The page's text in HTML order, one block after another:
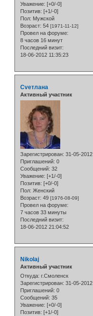
Уважение: [+0/-0]
Позитив: [+1/-0]
Пол: Мужской
Возраст: 54 [1971-11-12]
Провел на форуме:
8 часов 16 минут
Последний визит:
18-06-2012 11:35:23
Cveтлана
Активный участник
Зарегистрирован: 31-05-2012
Приглашений: 0
Сообщений: 32
Уважение: [+1/-0]
Позитив: [+0/-0]
Пол: Женский
Возраст: 49 [1976-08-09]
Провел на форуме:
7 часов 33 минуты
Последний визит:
18-06-2012 21:04:52
Nikolaj
Активный участник
Откуда: г.Смоленск
Зарегистрирован: 31-05-2012
Приглашений: 0
Сообщений: 35
Уважение: [+0/-0]
Позитив: [+1/-0]